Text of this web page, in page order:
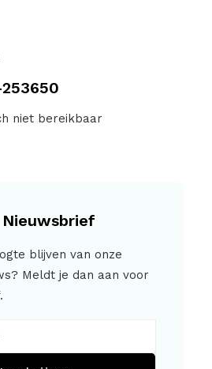
niet bereikbaar
blijven van onze
Meldt je dan aan voor